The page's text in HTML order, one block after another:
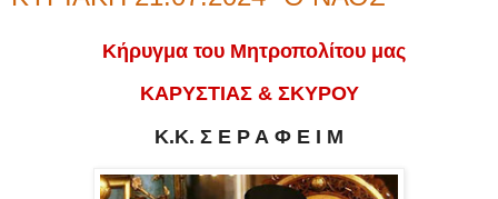
Κήρυγμα του Μητροπολίτου μας
ΚΑΡΥΣΤΙΑΣ & ΣΚΥΡΟΥ
Κ.Κ. Σ Ε Ρ Α Φ Ε Ι Μ